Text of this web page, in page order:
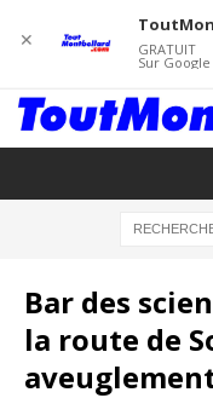
Bar des
la route de
✕ GRATUIT
Sur Google